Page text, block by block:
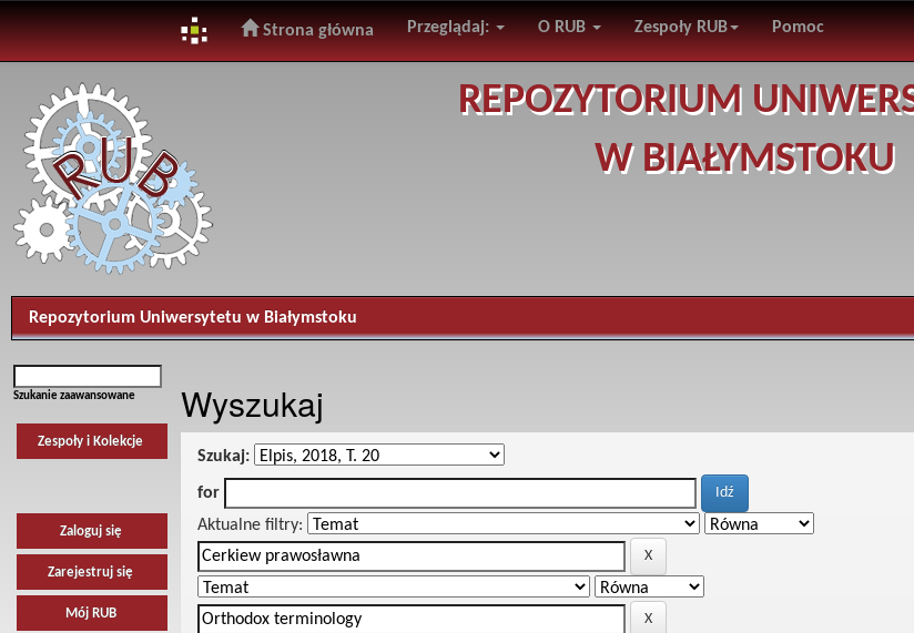
navigation
Strona główna Przeglądaj: O RUB Zespoły RUB Pomoc
REPOZYTORIUM
W BIAŁYMSTOKU
Repozytorium Uniwersytetu w Białymstoku
Szukanie zaawansowane
Zespoły i Kolekcje
Zaloguj się
Zarejestruj się
Mój RUB
Wyszukaj
Szukaj:
for
Aktualne filtry: